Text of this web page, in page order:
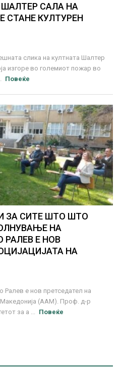
САЛА НА
СТАНЕ КУЛТУРЕН
слика на култната Шалтер
изгоре во големиот пожар во
Повеќе
ЗА СИТЕ ШТО ШТО
НА
Е НОВ
НА
е нов претседател на
Македонија (ААМ). Проф. д-р
за а ...
Повеќе